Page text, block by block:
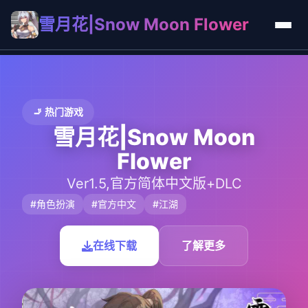
雪月花|Snow Moon Flower
🚬 热门游戏
雪月花|Snow Moon
Flower
Ver1.5,官方简体中文版+DLC
#角色扮演 #官方中文 #江湖
在线下载 了解更多